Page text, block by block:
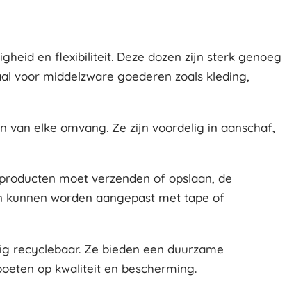
en flexibiliteit. Deze dozen zijn sterk genoeg
voor middelzware goederen zoals kleding,
elke omvang. Ze zijn voordelig in aanschaf,
moet verzenden of opslaan, de
kunnen worden aangepast met tape of
recyclebaar. Ze bieden een duurzame
op kwaliteit en bescherming.